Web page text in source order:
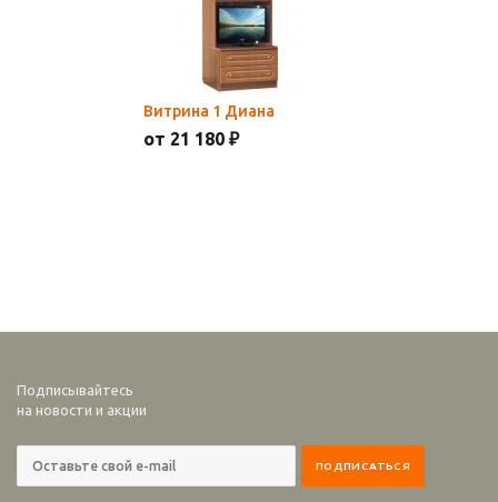
Витрина 1 Диана
от 21 180 ₽
Подписывайтесь
на новости и акции